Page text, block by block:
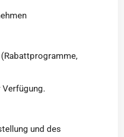
und des